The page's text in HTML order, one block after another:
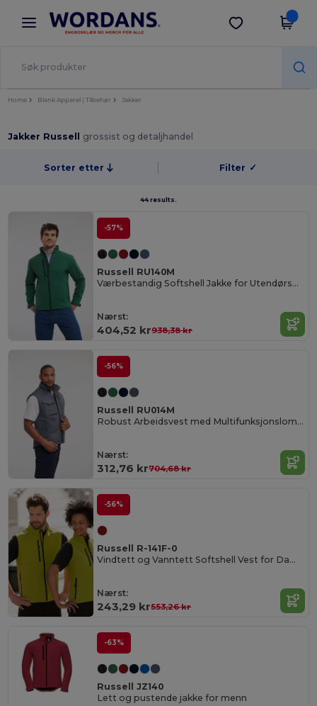
× Wordans-app
Bedre priser i appen!
Last ned app
Home Blank Apparel | Tilbehør Jakker
Jakker Russell grossist og detaljhandel
Sorter etter Filter ✓
44 results.
-57%
Russell RU140M
Værbestandig Softshell Jakke for Utendørsbruk
Nærst:
404,52 kr938,38 kr
-56%
Russell RU014M
Robust Arbeidsvest med Multifunksjonslommer
Nærst:
312,76 kr704,68 kr
-56%
Russell R-141F-0
Vindtett og Vanntett Softshell Vest for Damer
Nærst:
243,29 kr553,26 kr
-63%
Russell JZ140
Lett og pustende jakke for menn